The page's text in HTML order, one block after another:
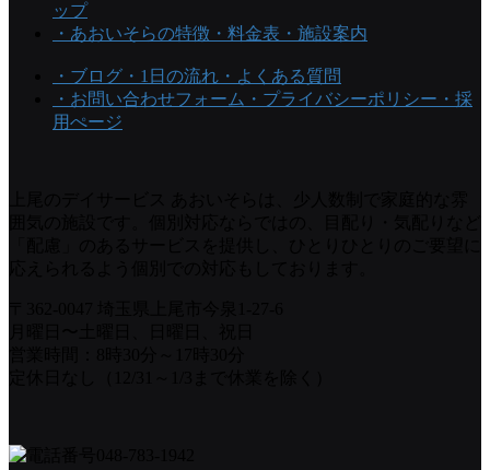
ップ
・あおいそらの特徴 ・料金表 ・施設案内
・ブログ ・1日の流れ ・よくある質問
・お問い合わせフォーム ・プライバシーポリシー ・採
用ぺージ